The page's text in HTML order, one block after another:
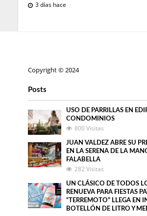
3 días hace
Copyright © 2024
Posts
USO DE PARRILLAS EN
CONDOMINIOS
800 Visitas
JUAN VALDEZ ABRE SU
EN LA SERENA DE LA
FALABELLA
282 Visitas
UN CLÁSICO DE TODOS
RENUEVA PARA FIESTAS
“TERREMOTO” LLEGA EN
BOTELLÓN DE LITRO Y